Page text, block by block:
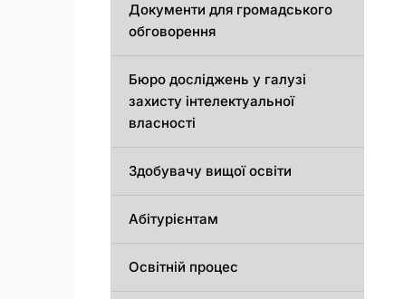
Документи для громадського
обговорення
Бюро досліджень у галузі
захисту інтелектуальної
власності
Здобувачу вищої освіти
Абітурієнтам
Освітній процес